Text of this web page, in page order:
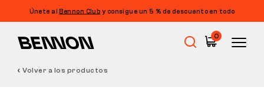
Únete alBennon Club y consigue un 5 % de descuento en todo
0
Volver a los productos